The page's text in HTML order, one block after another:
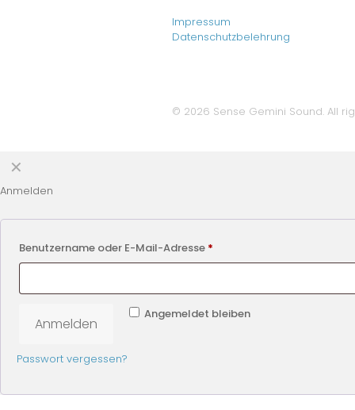
Impressum
Datenschutzbelehrung
© 2026 Sense Gemini Sound. All
✕
Anmelden
Benutzername oder E-Mail-Adresse *
Angemeldet bleiben
Anmelden
Passwort vergessen?